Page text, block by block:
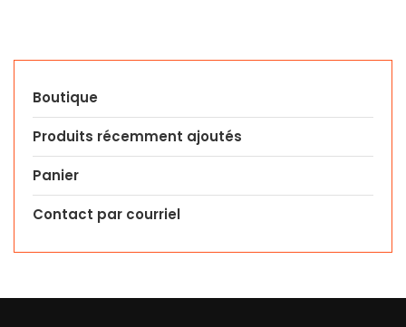
Boutique
Produits récemment ajoutés
Panier
Contact par courriel